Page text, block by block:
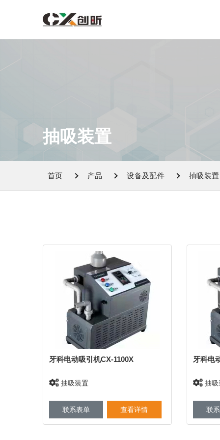
抽吸装置
首页 产品 设备及配件 抽吸装置
牙科电动吸引机CX-1100X
抽吸装置
联系表单 查看详情
牙科电
抽吸
联